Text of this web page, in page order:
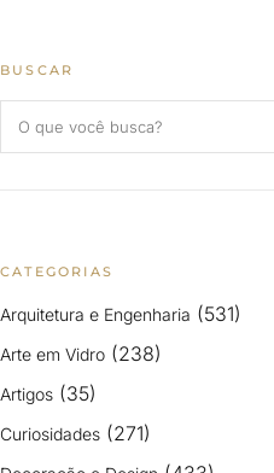
BUSCAR
CATEGORIAS
Arquitetura e Engenharia (531)
Arte em Vidro (238)
Artigos (35)
Curiosidades (271)